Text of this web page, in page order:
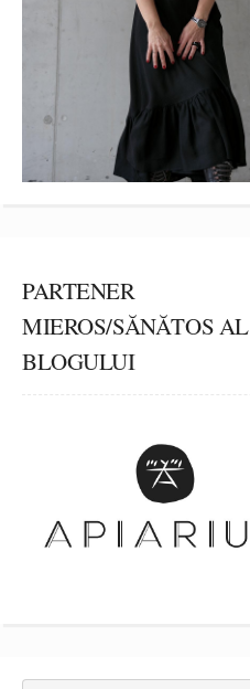
PARTENER
MIEROS/SĂNĂTOS AL
BLOGULUI